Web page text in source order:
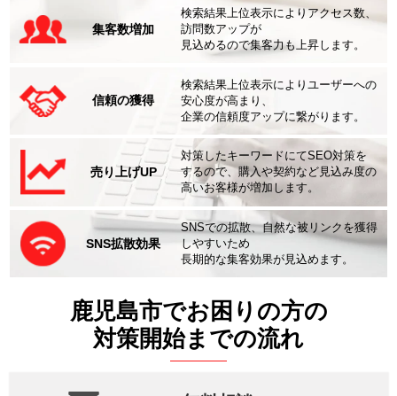
集客数増加
検索結果上位表示によりアクセス数、
訪問数アップが
見込めるので集客力も上昇します。
信頼の獲得
検索結果上位表示によりユーザーへの
安心度が高まり、
企業の信頼度アップに繋がります。
売り上げUP
対策したキーワードにてSEO対策を
するので、購入や契約など見込み度の
高いお客様が増加します。
SNS拡散効果
SNSでの拡散、自然な被リンクを獲得
しやすいため
長期的な集客効果が見込めます。
鹿児島市でお困りの方の
対策開始までの流れ